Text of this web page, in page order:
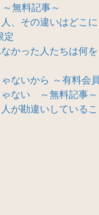
無料記事～
、その違いはどこ
定
かった人たちは何
ないから ～有料会
ゃない ～無料記事～
が勘違いしている